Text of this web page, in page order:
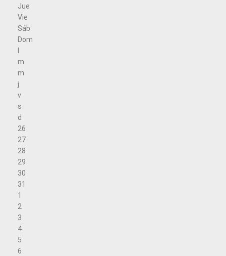
Jue
Vie
Sáb
Dom
m
m
j
v
s
d
26
27
28
29
30
31
1
2
3
4
5
6